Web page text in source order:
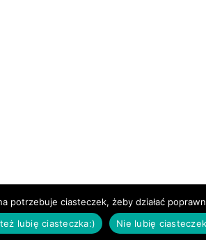
potrzebuje ciasteczek, żeby działać
lubię ciasteczka:)
Nie lubię